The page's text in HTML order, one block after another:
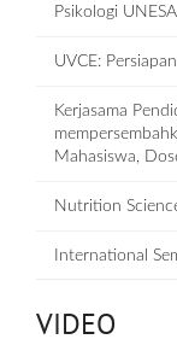
Psikologi UNESA
UVCE:
Kerjasama
Mahasiswa,
Nutrition
International
VIDEO